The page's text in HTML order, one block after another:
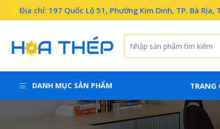
Địa chỉ: 197 Quốc Lộ 51, Phường Kim Dinh, TP. Bà Rịa,
DANH MỤC SẢN PHẨM TRANG